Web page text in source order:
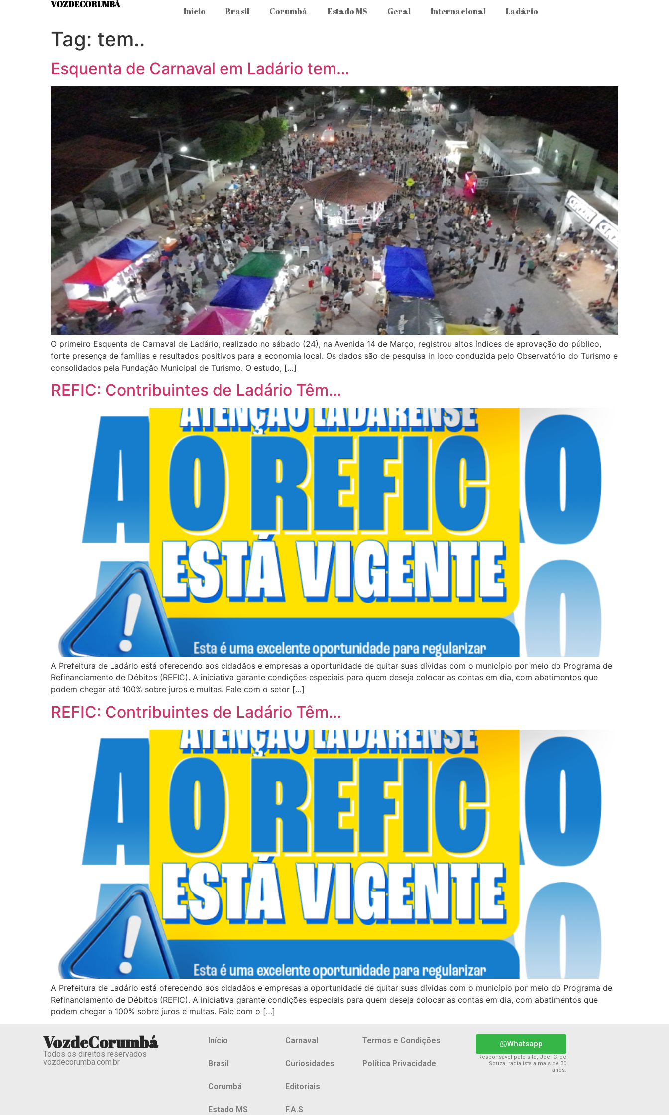
VOZDECORUMBÁ
Início Brasil Corumbá Estado MS Geral Internacional Ladário
Tag: tem..
Esquenta de Carnaval em Ladário tem…
O primeiro Esquenta de Carnaval de Ladário, realizado no sábado (24), na Avenida 14 de Março, registrou altos índices de aprovação do público,
forte presença de famílias e resultados positivos para a economia local. Os dados são de pesquisa in loco conduzida pelo Observatório do Turismo e
consolidados pela Fundação Municipal de Turismo. O estudo, […]
REFIC: Contribuintes de Ladário Têm…
A Prefeitura de Ladário está oferecendo aos cidadãos e empresas a oportunidade de quitar suas dívidas com o município por meio do Programa de
Refinanciamento de Débitos (REFIC). A iniciativa garante condições especiais para quem deseja colocar as contas em dia, com abatimentos que
podem chegar até 100% sobre juros e multas. Fale com o setor […]
REFIC: Contribuintes de Ladário Têm…
A Prefeitura de Ladário está oferecendo aos cidadãos e empresas a oportunidade de quitar suas dívidas com o município por meio do Programa de
Refinanciamento de Débitos (REFIC). A iniciativa garante condições especiais para quem deseja colocar as contas em dia, com abatimentos que
podem chegar a 100% sobre juros e multas. Fale com o […]
VozdeCorumbá
Todos os direitos reservados
vozdecorumba.com.br
Início
Brasil
Corumbá
Estado MS
Carnaval
Curiosidades
Editoriais
F.A.S
Termos e Condições
Política Privacidade
Whatsapp
Responsável pelo site, Joel C. de
Souza, radialista a mais de 30
anos.